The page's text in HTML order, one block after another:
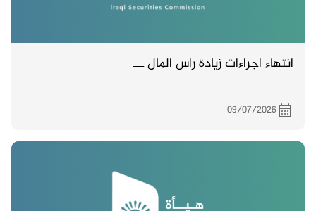
انتهاء اجراءات زيادة راس المال ـــ
09/07/2026